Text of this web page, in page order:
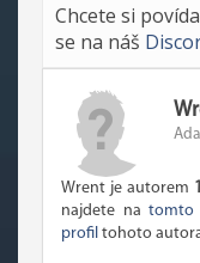
Chcete si
se na náš
Wrent je autorem
najdete natomto
profil tohoto